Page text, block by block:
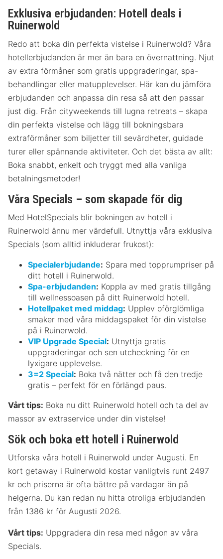
Exklusiva erbjudanden: Hotell deals i
Ruinerwold
Redo att boka din perfekta vistelse i Ruinerwold? Våra
hotellerbjudanden är mer än bara en övernattning. Njut
av extra förmåner som gratis uppgraderingar, spa-
behandlingar eller matupplevelser. Här kan du jämföra
erbjudanden och anpassa din resa så att den passar
just dig. Från cityweekends till lugna retreats – skapa
din perfekta vistelse och lägg till bokningsbara
extraförmåner som biljetter till sevärdheter, guidade
turer eller spännande aktiviteter. Och det bästa av allt:
Boka snabbt, enkelt och tryggt med alla vanliga
betalningsmetoder!
Våra Specials – som skapade för dig
Med HotelSpecials blir bokningen av hotell i
Ruinerwold ännu mer värdefull. Utnyttja våra exklusiva
Specials (som alltid inkluderar frukost):
Specialerbjudande: Spara med topprumpriser på
ditt hotell i Ruinerwold.
Spa-erbjudanden: Koppla av med gratis tillgång
till wellnessoasen på ditt Ruinerwold hotell.
Hotellpaket med middag: Upplev oförglömliga
smaker med våra middagspaket för din vistelse
på i Ruinerwold.
VIP Upgrade Special: Utnyttja gratis
uppgraderingar och sen utcheckning för en
lyxigare upplevelse.
3=2 Special: Boka två nätter och få den tredje
gratis – perfekt för en förlängd paus.
Vårt tips: Boka nu ditt Ruinerwold hotell och ta del av
massor av extraservice under din vistelse!
Sök och boka ett hotell i Ruinerwold
Utforska våra hotell i Ruinerwold under Augusti. En
kort getaway i Ruinerwold kostar vanligtvis runt 2497
kr och priserna är ofta bättre på vardagar än på
helgerna. Du kan redan nu hitta otroliga erbjudanden
från 1386 kr för Augusti 2026.
Vårt tips: Uppgradera din resa med någon av våra
Specials.